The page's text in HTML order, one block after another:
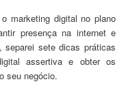
marketing digital no plano
presença na internet e
sete dicas práticas
assertiva e obter os
seu negócio.